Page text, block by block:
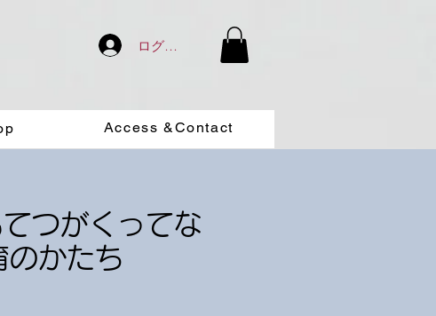
ログイン
Access &Contact
つがくってな
のかたち